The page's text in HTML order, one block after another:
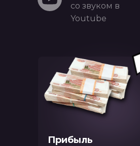
Прибыль
со звуком в
Youtube